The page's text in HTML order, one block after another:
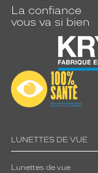
La confiance
vous va si bien
LUNETTES DE VUE
Lunettes de vue